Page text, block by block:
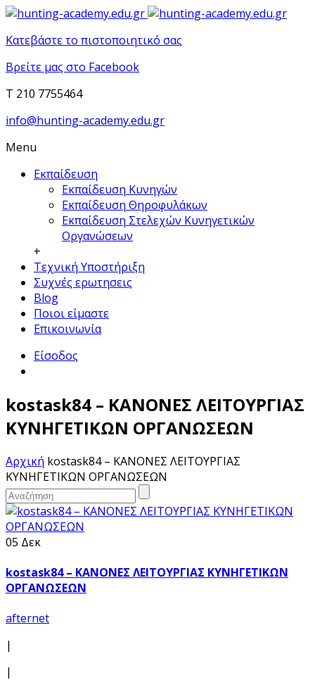
Κατεβάστε το πιστοποιητικό σας
Βρείτε μας στο Facebook
T 210 7755464
info@hunting-academy.edu.gr
Menu
Εκπαίδευση
Εκπαίδευση Κυνηγών
Εκπαίδευση Θηροφυλάκων
Εκπαίδευση Στελεχών Κυνηγετικών
Οργανώσεων
+
Τεχνική Υποστήριξη
Συχνές ερωτησεις
Blog
Ποιοι είμαστε
Επικοινωνία
Είσοδος
kostask84 – ΚΑΝΟΝΕΣ ΛΕΙΤΟΥΡΓΙΑΣ
ΚΥΝΗΓΕΤΙΚΩΝ ΟΡΓΑΝΩΣΕΩΝ
Αρχική kostask84 – ΚΑΝΟΝΕΣ ΛΕΙΤΟΥΡΓΙΑΣ
ΚΥΝΗΓΕΤΙΚΩΝ ΟΡΓΑΝΩΣΕΩΝ
05 Δεκ
kostask84 – ΚΑΝΟΝΕΣ ΛΕΙΤΟΥΡΓΙΑΣ ΚΥΝΗΓΕΤΙΚΩΝ
ΟΡΓΑΝΩΣΕΩΝ
afternet
|
|